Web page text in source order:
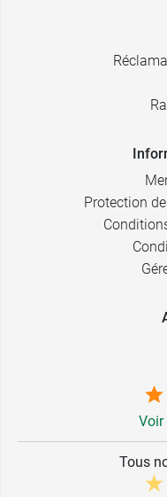
Protection
Voir
Tous